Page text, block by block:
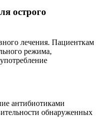
острого
лечения. Пациенткам
режима,
антибиотиками
обнаруженных